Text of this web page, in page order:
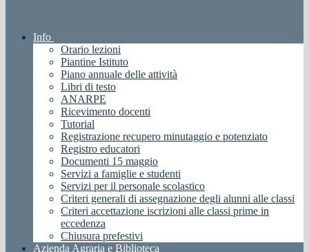
Info
Orario lezioni
Piantine Istituto
Piano annuale delle attività
Libri di testo
ANARPE
Ricevimento docenti
Tutorial
Registrazione recupero minutaggio e potenziato
Registro educatori
Documenti 15 maggio
Servizi a famiglie e studenti
Servizi per il personale scolastico
Criteri generali di assegnazione degli alunni alle classi
Criteri accettazione iscrizioni alle classi prime in
eccedenza
Chiusura prefestivi
Azienda Agraria e Biblioteca